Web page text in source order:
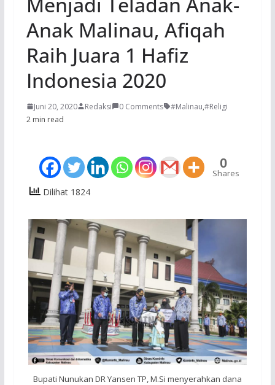
Anak Malinau, Afiqah
Raih Juara 1 Hafiz
Indonesia 2020
Juni 20, 2020 Redaksi 0 Comments #Malinau,#Religi
2 min read
0
Shares
Dilihat 1824
Bupati Nunukan DR Yansen TP, M.Si menyerahkan dana